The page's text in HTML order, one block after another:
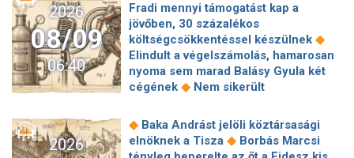
2026
08/09
06:40
Fradi mennyi támogatást kap a
jövőben, 30 százalékos
költségcsökkentéssel készülnek ◆
Elindult a végelszámolás, hamarosan
nyoma sem marad Balásy Gyula két
cégének ◆ Nem sikerült
tojással dobálták meg a
miniszterelnököt – Koszovóban ◆
Szépségipar és orvosi turizmus:
2026
◆ Baka Andrást jelöli köztársasági
elnöknek a Tisza ◆ Borbás Marcsi